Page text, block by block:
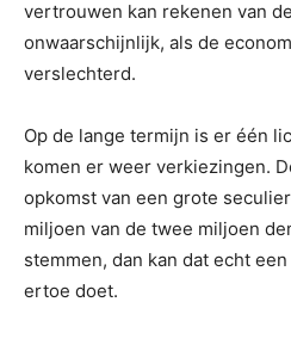
vertrouwen kan rekenen van
onwaarschijnlijk, als de
verslechterd.
Op de lange termijn is er één
komen er weer verkiezingen.
opkomst van een grote
miljoen van de twee miljoen
stemmen, dan kan dat echt
ertoe doet.